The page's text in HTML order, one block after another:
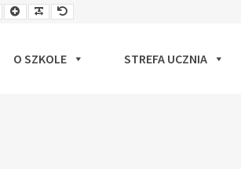
Smaller
Font
Larger
Font
Readable
Font
Default
Font
O SZKOLE STREFA UCZNIA